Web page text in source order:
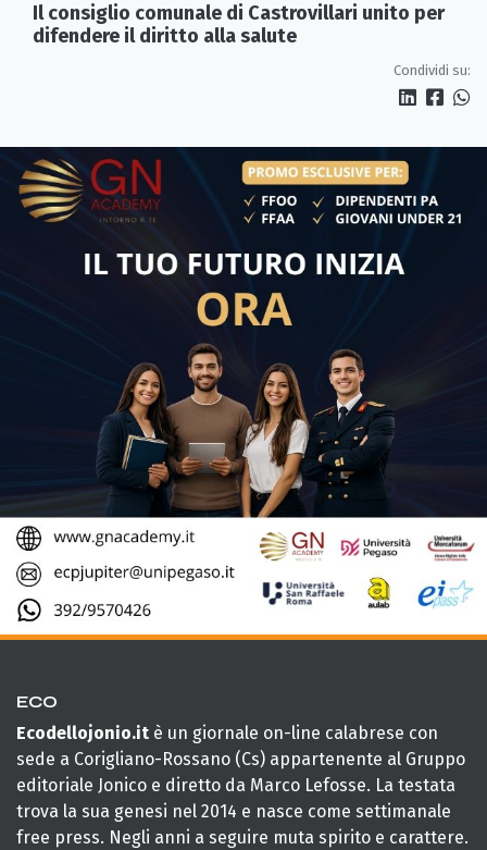
Il consiglio comunale di Castrovillari unito per
difendere il diritto alla salute
Condividi su:
ECO
Ecodellojonio.it è un giornale on-line calabrese con
sede a Corigliano-Rossano (Cs) appartenente al Gruppo
editoriale Jonico e diretto da Marco Lefosse. La testata
trova la sua genesi nel 2014 e nasce come settimanale
free press. Negli anni a seguire muta spirito e carattere.